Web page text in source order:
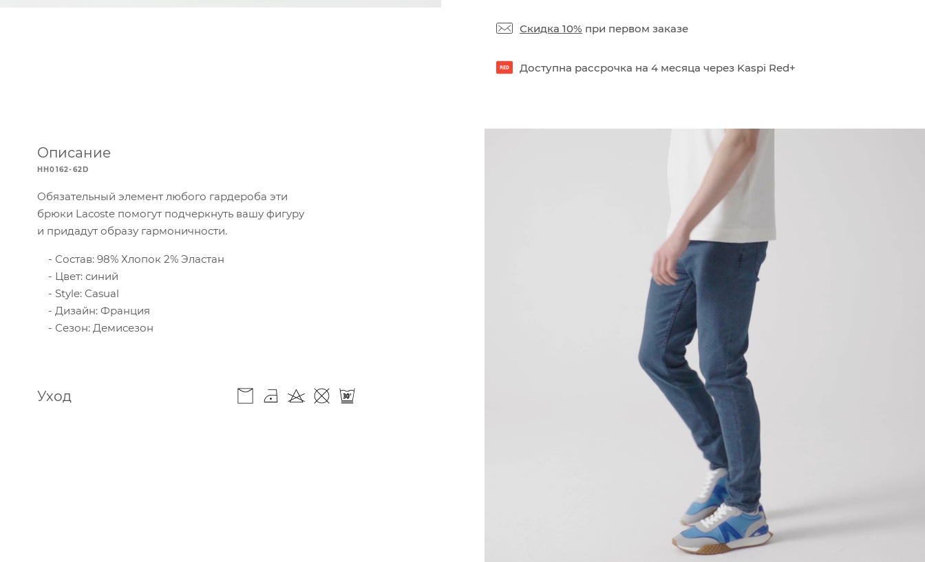
Скидка 10% при первом заказе
Доступна рассрочка на 4 месяца через Kaspi Red+
Описание
HH0162-62D
Обязательный элемент любого гардероба эти
брюки Lacoste помогут подчеркнуть вашу фигуру
и придадут образу гармоничности.
Состав: 98% Хлопок 2% Эластан
Цвет: синий
Style: Casual
Дизайн: Франция
Сезон: Демисезон
Уход